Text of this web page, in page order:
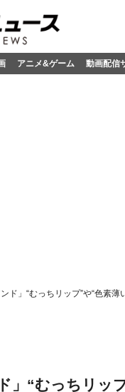
アニメ&ゲーム 動画配信
ンド」“むっちリップ”や“色素
」“むっちリッ